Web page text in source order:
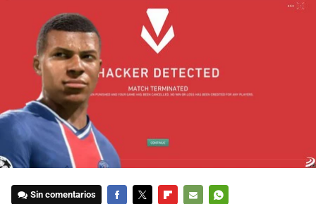
Sin comentarios